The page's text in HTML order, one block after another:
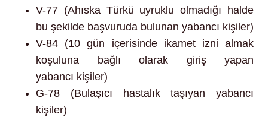
V-77 (Ahıska Türkü uyruklu olmadığı halde
bu şekilde başvuruda bulunan yabancı kişiler)
V-84 (10 gün içerisinde ikamet izni almak
koşuluna bağlı olarak giriş yapan
yabancı kişiler)
G-78 (Bulaşıcı hastalık taşıyan yabancı
kişiler)